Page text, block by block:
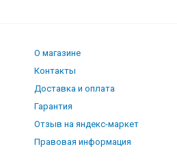
О магазине
Контакты
Доставка и оплата
Гарантия
Отзыв на яндекс-маркет
Правовая информация